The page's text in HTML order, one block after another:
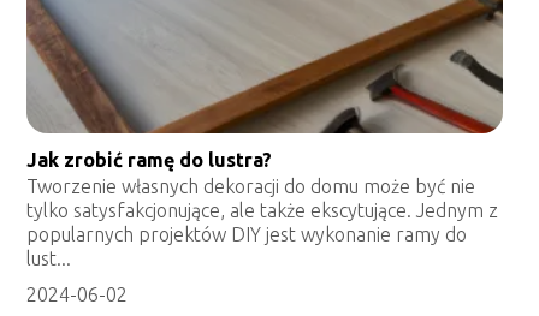
Jak zrobić ramę do lustra?
Tworzenie własnych dekoracji do domu może być nie
tylko satysfakcjonujące, ale także ekscytujące. Jednym z
popularnych projektów DIY jest wykonanie ramy do
lust...
2024-06-02